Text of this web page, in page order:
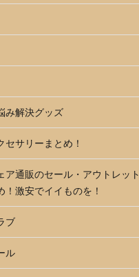
み解決グッズ
セサリーまとめ！
ア通販のセール・アウトレット
！激安でイイものを！
ブ
ル